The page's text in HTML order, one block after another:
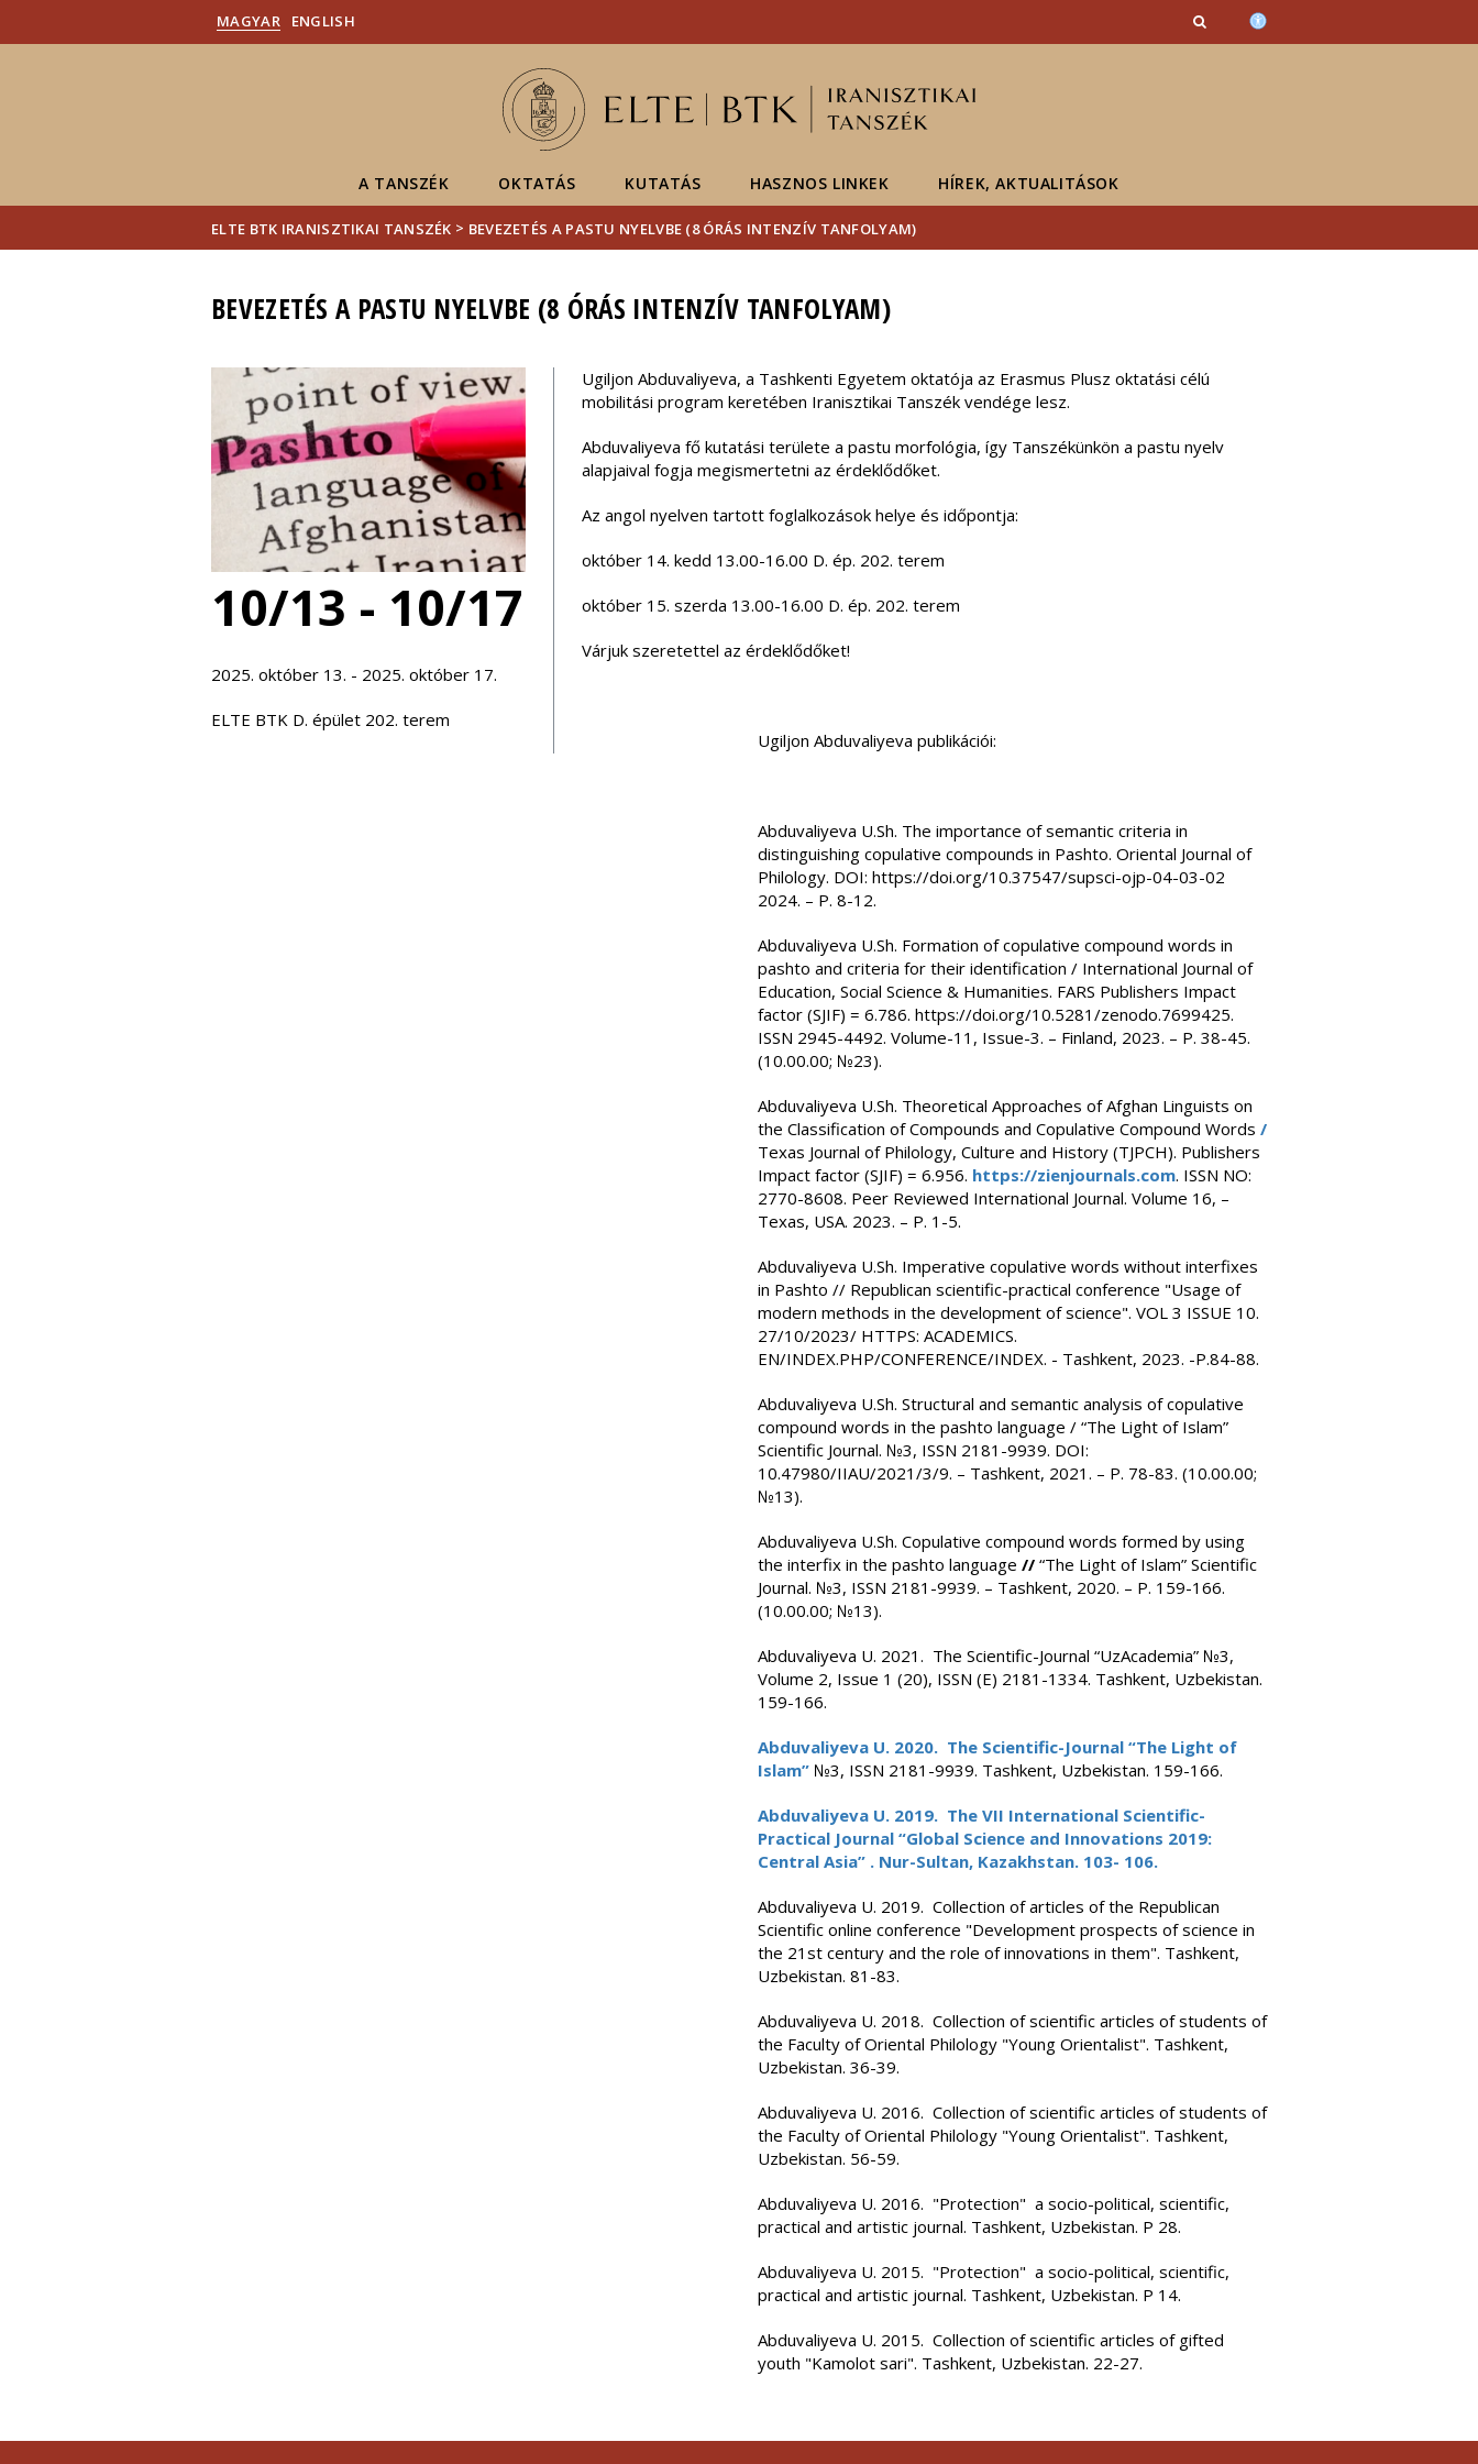
MAGYAR ENGLISH
A TANSZÉK OKTATÁS KUTATÁS HASZNOS LINKEK HÍREK, AKTUALITÁSOK
ELTE BTK IRANISZTIKAI TANSZÉK > BEVEZETÉS A PASTU NYELVBE (8 ÓRÁS INTENZÍV TANFOLYAM)
BEVEZETÉS A PASTU NYELVBE (8 ÓRÁS INTENZÍV TANFOLYAM)
10/13 - 10/17
2025. október 13. - 2025. október 17.
ELTE BTK D. épület 202. terem
Ugiljon Abduvaliyeva, a Tashkenti Egyetem oktatója az Erasmus Plusz oktatási célú
mobilitási program keretében Iranisztikai Tanszék vendége lesz.
Abduvaliyeva fő kutatási területe a pastu morfológia, így Tanszékünkön a pastu nyelv
alapjaival fogja megismertetni az érdeklődőket.
Az angol nyelven tartott foglalkozások helye és időpontja:
október 14. kedd 13.00-16.00 D. ép. 202. terem
október 15. szerda 13.00-16.00 D. ép. 202. terem
Várjuk szeretettel az érdeklődőket!
Ugiljon Abduvaliyeva publikációi:
Abduvaliyeva U.Sh. The importance of semantic criteria in
distinguishing copulative compounds in Pashto. Oriental Journal of
Philology. DOI: https://doi.org/10.37547/supsci-ojp-04-03-02
2024. – P. 8-12.
Abduvaliyeva U.Sh. Formation of copulative compound words in
pashto and criteria for their identification / International Journal of
Education, Social Science & Humanities. FARS Publishers Impact
factor (SJIF) = 6.786. https://doi.org/10.5281/zenodo.7699425.
ISSN 2945-4492. Volume-11, Issue-3. – Finland, 2023. – P. 38-45.
(10.00.00; №23).
Abduvaliyeva U.Sh. Theoretical Approaches of Afghan Linguists on
the Classification of Compounds and Copulative Compound Words /
Texas Journal of Philology, Culture and History (TJPCH). Publishers
Impact factor (SJIF) = 6.956. https://zienjournals.com. ISSN NO:
2770-8608. Peer Reviewed International Journal. Volume 16, –
Texas, USA. 2023. – P. 1-5.
Abduvaliyeva U.Sh. Imperative copulative words without interfixes
in Pashto // Republican scientific-practical conference "Usage of
modern methods in the development of science". VOL 3 ISSUE 10.
27/10/2023/ HTTPS: ACADEMICS.
EN/INDEX.PHP/CONFERENCE/INDEX. - Tashkent, 2023. -P.84-88.
Abduvaliyeva U.Sh. Structural and semantic analysis of copulative
compound words in the pashto language / “The Light of Islam”
Scientific Journal. №3, ISSN 2181-9939. DOI:
10.47980/IIAU/2021/3/9. – Tashkent, 2021. – P. 78-83. (10.00.00;
№13).
Abduvaliyeva U.Sh. Copulative compound words formed by using
the interfix in the pashto language //“The Light of Islam” Scientific
Journal. №3, ISSN 2181-9939. – Tashkent, 2020. – Р. 159-166.
(10.00.00; №13).
Abduvaliyeva U. 2021. The Scientific-Journal “UzAcademia” №3,
Volume 2, Issue 1 (20), ISSN (E) 2181-1334. Tashkent, Uzbekistan.
159-166.
Abduvaliyeva U. 2020. The Scientific-Journal “The Light of
Islam”№3, ISSN 2181-9939. Tashkent, Uzbekistan. 159-166.
Abduvaliyeva U. 2019. The VII International Scientific-
Practical Journal “Global Science and Innovations 2019:
Central Asia” . Nur-Sultan, Kazakhstan. 103- 106.
Abduvaliyeva U. 2019. Collection of articles of the Republican
Scientific online conference "Development prospects of science in
the 21st century and the role of innovations in them". Tashkent,
Uzbekistan. 81-83.
Abduvaliyeva U. 2018. Collection of scientific articles of students of
the Faculty of Oriental Philology "Young Orientalist". Tashkent,
Uzbekistan. 36-39.
Abduvaliyeva U. 2016. Collection of scientific articles of students of
the Faculty of Oriental Philology "Young Orientalist". Tashkent,
Uzbekistan. 56-59.
Abduvaliyeva U. 2016. "Protection" a socio-political, scientific,
practical and artistic journal. Tashkent, Uzbekistan. P 28.
Abduvaliyeva U. 2015. "Protection" a socio-political, scientific,
practical and artistic journal. Tashkent, Uzbekistan. P 14.
Abduvaliyeva U. 2015. Collection of scientific articles of gifted
youth "Kamolot sari". Tashkent, Uzbekistan. 22-27.